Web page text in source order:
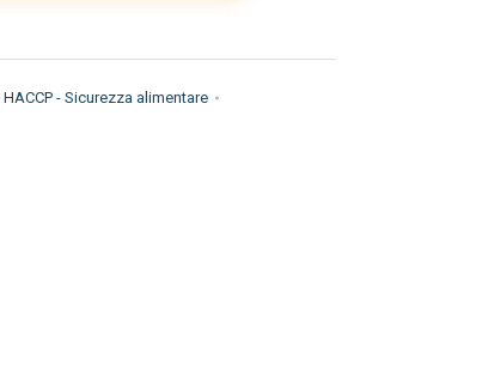
HACCP - Sicurezza alimentare